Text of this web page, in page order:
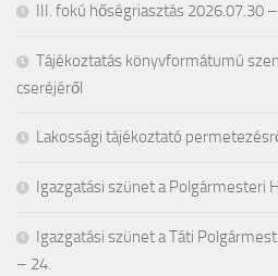
III. fokú hőségriasztás 2026.07.30
Tájékoztatás könyvformátumú
cseréjéről
Lakossági tájékoztató
Igazgatási szünet a Polgármesteri
Igazgatási szünet a Táti
– 24.